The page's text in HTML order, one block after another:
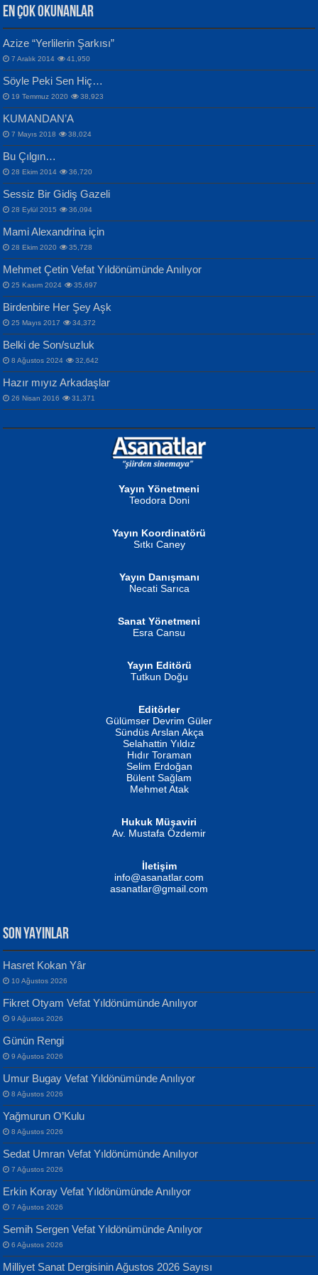
VAHDETTİN YİĞİTCAN
Samimiyet Nedir?...
İPEK ACAR SERT
Gazze’nin Şecaati, Ümmetin İmtihanı...
MAHMUT GÜRBÜZ
İbrahim Olmak ve Bitirebilmek...
NURAN KÖSE BAYDAR
İSMAİL OKUTAN
Erkeklerin Kahrolması Ne Demektir
MUSTAFA KELOĞLU
Yarına İz Bırakmak...
ATİLLA ÖZEN
Sultan Olmadan Önce Eyüp...
EKREM KARABABA
Bülent Sağlam
Mescid-i Aksâ Üstüne Ay!...
Selahattin Yıldız
İdrakimle Üşürken...
Songül Özel
Mahzen...
Ben Deniz Değilim ki...
Evvel Zaman Tanrıçası...
Yılmaz Ekinci
Geceye Söylenen...
Banu Sancak
Defterimden İçeri...
İsmail Aydos
İnkisar...
CAHİT SITKI TARANCI
Otuz Beş Yaş Şiiri...
ERDEM BAYAZIT
Sana, Bana, Vatanıma, Ülkemin
İnsanlarına Dair...
NAZIM HİKMET RAN
Bir Cezaevinde, Tecritteki Adamın
Mektupları...
EN ÇOK OKUNANLAR
Azize “Yerlilerin Şarkısı”
7 Aralık 2014 41,950
Söyle Peki Sen Hiç…
19 Temmuz 2020 38,923
KUMANDAN’A
7 Mayıs 2018 38,024
Bu Çılgın…
28 Ekim 2014 36,720
Sessiz Bir Gidiş Gazeli
28 Eylül 2015 36,094
Mami Alexandrina için
28 Ekim 2020 35,728
Mehmet Çetin Vefat Yıldönümünde Anılıyor
25 Kasım 2024 35,697
Birdenbire Her Şey Aşk
25 Mayıs 2017 34,372
Belki de Son/suzluk
8 Ağustos 2024 32,642
Hazır mıyız Arkadaşlar
26 Nisan 2016 31,371
Yayın Yönetmeni
Teodora Doni
Yayın Koordinatörü
Sıtkı Caney
Yayın Danışmanı
Necati Sarıca
Sanat Yönetmeni
Esra Cansu
Yayın Editörü
Tutkun Doğu
Editörler
Gülümser Devrim Güler
Sündüs Arslan Akça
Selahattin Yıldız
Hıdır Toraman
Selim Erdoğan
Bülent Sağlam
Mehmet Atak
Hukuk Müşaviri
Av. Mustafa Özdemir
İletişim
info@asanatlar.com
asanatlar@gmail.com
SON YAYINLAR
Hasret Kokan Yâr
10 Ağustos 2026
Fikret Otyam Vefat Yıldönümünde Anılıyor
9 Ağustos 2026
Günün Rengi
9 Ağustos 2026
Umur Bugay Vefat Yıldönümünde Anılıyor
8 Ağustos 2026
Yağmurun O’Kulu
8 Ağustos 2026
Sedat Umran Vefat Yıldönümünde Anılıyor
7 Ağustos 2026
Erkin Koray Vefat Yıldönümünde Anılıyor
7 Ağustos 2026
Semih Sergen Vefat Yıldönümünde Anılıyor
6 Ağustos 2026
Milliyet Sanat Dergisinin Ağustos 2026 Sayısı